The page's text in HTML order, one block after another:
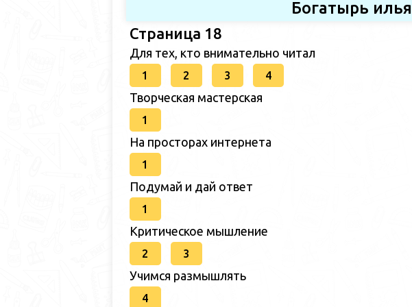
Богатырь
Страница 18
Для тех, кто внимательно читал
1 2 3 4
Творческая мастерская
1
На просторах интернета
1
Подумай и дай ответ
1
Критическое мышление
2 3
Учимся размышлять
4